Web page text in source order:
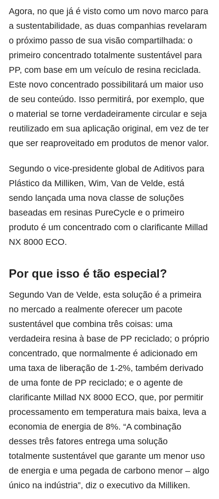
Agora, no que já é visto como um novo marco para
a sustentabilidade, as duas companhias revelaram
o próximo passo de sua visão compartilhada: o
primeiro concentrado totalmente sustentável para
PP, com base em um veículo de resina reciclada.
Este novo concentrado possibilitará um maior uso
de seu conteúdo. Isso permitirá, por exemplo, que
o material se torne verdadeiramente circular e seja
reutilizado em sua aplicação original, em vez de ter
que ser reaproveitado em produtos de menor valor.
Segundo o vice-presidente global de Aditivos para
Plástico da Milliken, Wim, Van de Velde, está
sendo lançada uma nova classe de soluções
baseadas em resinas PureCycle e o primeiro
produto é um concentrado com o clarificante Millad
NX 8000 ECO.
Por que isso é tão especial?
Segundo Van de Velde, esta solução é a primeira
no mercado a realmente oferecer um pacote
sustentável que combina três coisas: uma
verdadeira resina à base de PP reciclado; o próprio
concentrado, que normalmente é adicionado em
uma taxa de liberação de 1-2%, também derivado
de uma fonte de PP reciclado; e o agente de
clarificante Millad NX 8000 ECO, que, por permitir
processamento em temperatura mais baixa, leva a
economia de energia de 8%. “A combinação
desses três fatores entrega uma solução
totalmente sustentável que garante um menor uso
de energia e uma pegada de carbono menor – algo
único na indústria”, diz o executivo da Milliken.